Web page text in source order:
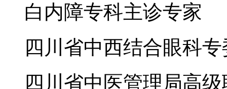
白内障专科主诊专家
四川省中西结合眼科
四川省中医管理局高